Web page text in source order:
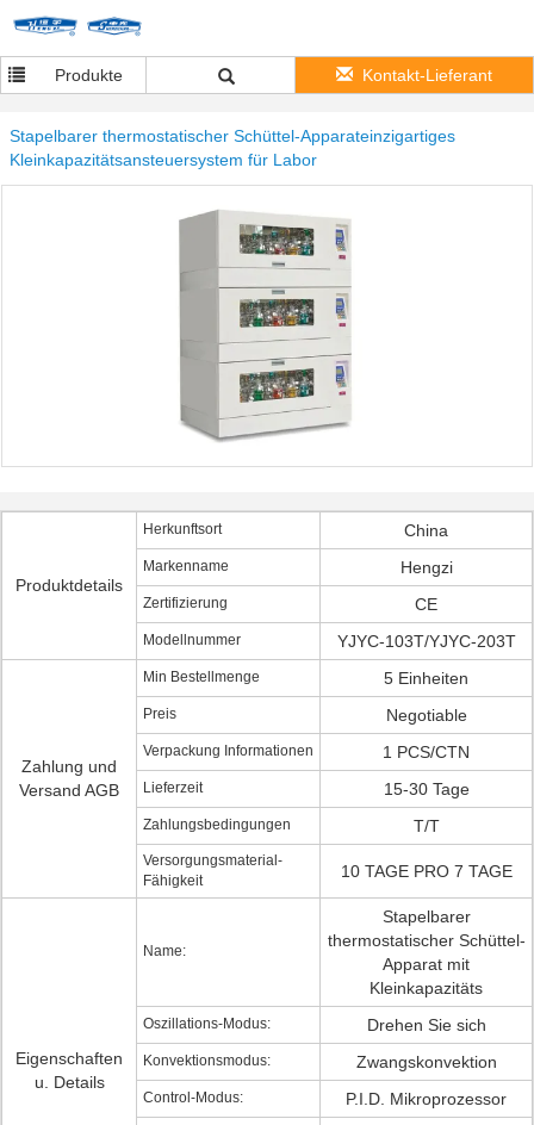
Produkte Kontakt-Lieferant
Stapelbarer thermostatischer Schüttel-Apparateinzigartiges
Kleinkapazitätsansteuersystem für Labor
Produktdetails
Herkunftsort China
Markenname Hengzi
Zertifizierung CE
Modellnummer YJYC-103T/YJYC-203T
Zahlung und
Versand AGB
Min Bestellmenge 5 Einheiten
Preis Negotiable
Verpackung Informationen 1 PCS/CTN
Lieferzeit 15-30 Tage
Zahlungsbedingungen T/T
Versorgungsmaterial-
Fähigkeit
10 TAGE PRO 7 TAGE
Eigenschaften
u. Details
Name:
Stapelbarer
thermostatischer Schüttel-
Apparat mit
Kleinkapazitäts
Oszillations-Modus: Drehen Sie sich
Konvektionsmodus: Zwangskonvektion
Control-Modus: P.I.D. Mikroprozessor